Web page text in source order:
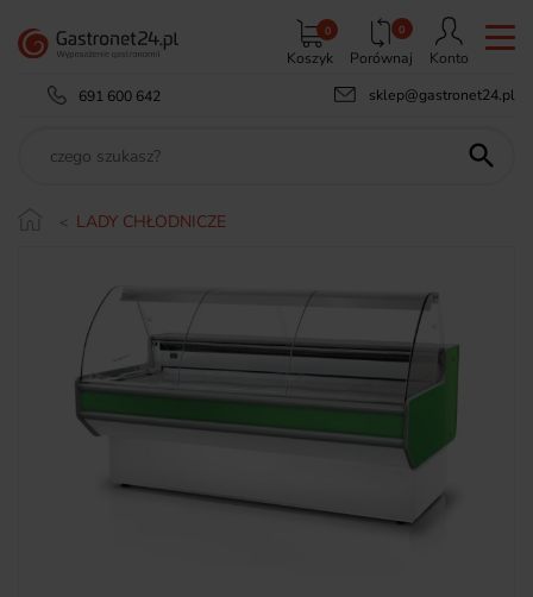
Koszyk
0 0
Porównaj
Konto
691 600 642
sklep@gastronet24.pl

LADY CHŁODNICZE